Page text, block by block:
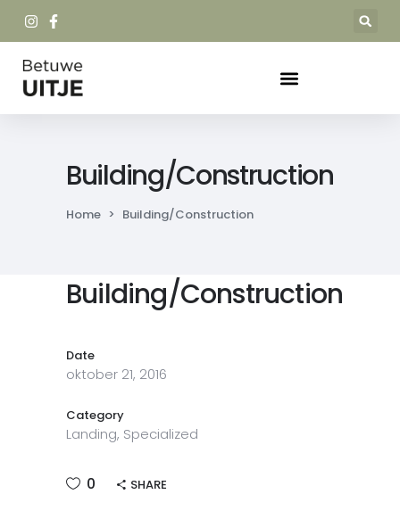
Building/Construction
Home > Building/Construction
Building/Construction
Date
oktober 21, 2016
Category
Landing, Specialized
0 SHARE